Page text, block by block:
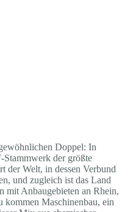
Doppel: In
der größte
der Welt, in dessen Verbund
und zugleich ist das Land
mit Anbaugebieten an Rhein,
kommen Maschinenbau, ein